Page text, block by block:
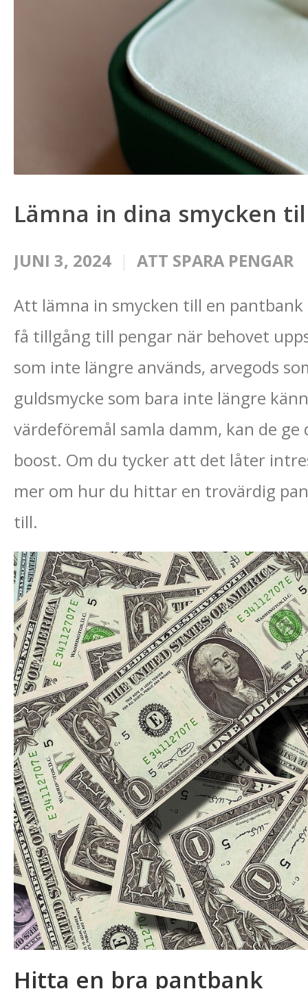
Lämna in dina smycken
JUNI 3, 2024 ATT SPARA PENGAR
Att lämna in smycken till en
få tillgång till pengar när behovet
som inte längre används, arvegods
guldsmycke som bara inte längre
värdeföremål samla damm, kan de
boost. Om du tycker att det låter
mer om hur du hittar en trovärdig
till.
Hitta en bra pantbank